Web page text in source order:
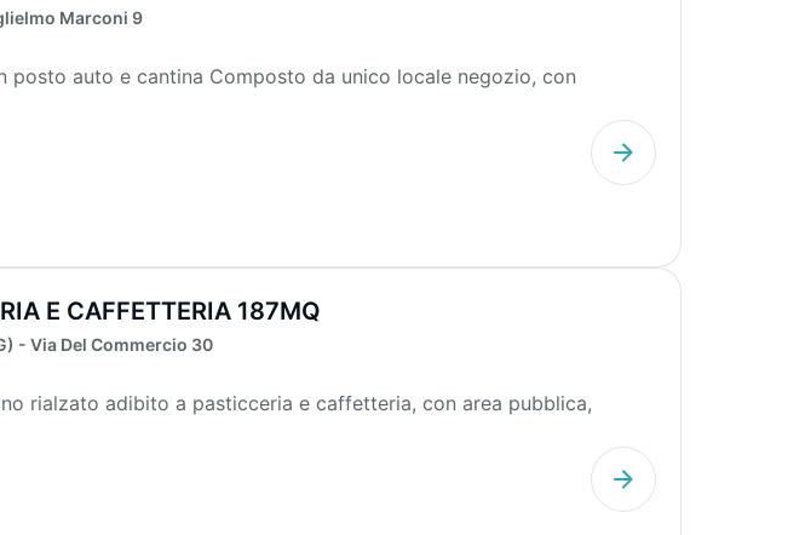
Marconi 9
da unico locale negozio, con
E CAFFETTERIA 187MQ
- Via Del Commercio 30
rialzato adibito a pasticceria e caffetteria, con area pubblica,